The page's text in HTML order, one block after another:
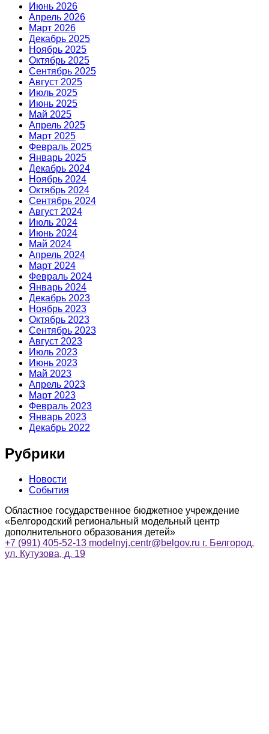
Июнь 2026
Апрель 2026
Март 2026
Декабрь 2025
Ноябрь 2025
Октябрь 2025
Сентябрь 2025
Август 2025
Июль 2025
Июнь 2025
Май 2025
Апрель 2025
Март 2025
Февраль 2025
Январь 2025
Декабрь 2024
Ноябрь 2024
Октябрь 2024
Сентябрь 2024
Август 2024
Июль 2024
Июнь 2024
Май 2024
Апрель 2024
Март 2024
Февраль 2024
Январь 2024
Декабрь 2023
Ноябрь 2023
Октябрь 2023
Сентябрь 2023
Август 2023
Июль 2023
Июнь 2023
Май 2023
Апрель 2023
Март 2023
Февраль 2023
Январь 2023
Декабрь 2022
Рубрики
Новости
События
Областное государственное бюджетное учреждение
«Белгородский региональный модельный центр
дополнительного образования детей»
+7 (991) 405-52-13 modelnyj.centr@belgov.ru г. Белгород,
ул. Кутузова, д. 19